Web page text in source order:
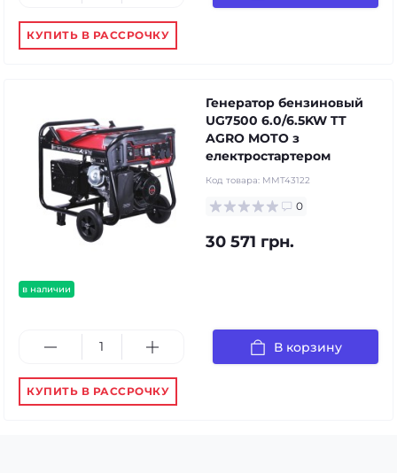
КУПИТЬ В РАССРОЧКУ
в наличии
Генератор бензиновый
UG7500 6.0/6.5KW TT
AGRO MOTO з
електростартером
Код товара: MMT43122
0
30 571 грн.
В корзину
КУПИТЬ В РАССРОЧКУ